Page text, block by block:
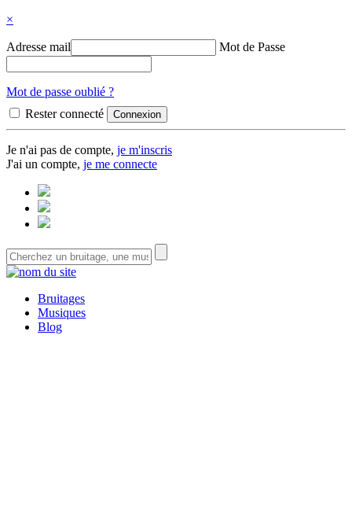
×
Adresse mail Mot de Passe
Mot de passe oublié ?
Rester connecté
Je n'ai pas de compte, je m'inscris
J'ai un compte, je me connecte
Bruitages
Musiques
Blog